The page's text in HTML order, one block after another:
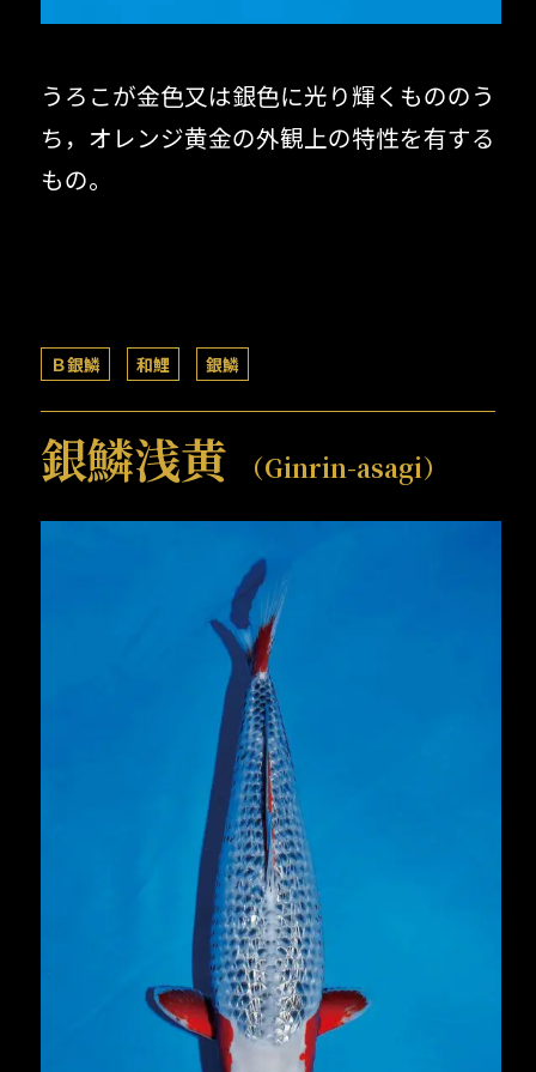
うろこが金色又は銀色に光り輝くもののう
ち，オレンジ黄金の外観上の特性を有する
もの。
Ｂ銀鱗 和鯉 銀鱗
銀鱗浅黄 （Ginrin-asagi）